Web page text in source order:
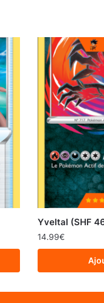
Yveltal (SHF
14.99€